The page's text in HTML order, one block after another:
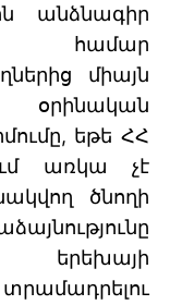
անձնագիր
համար
միայն
եթե ՀՀ
առկա չէ
ծնողի
երեխայի